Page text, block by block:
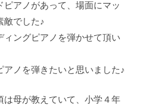
アノがあって、場面にマッ
敵でした♪
ィングピアノを弾かせて頂い
アノを弾きたいと思いました♪
は母が教えていて、小学４年